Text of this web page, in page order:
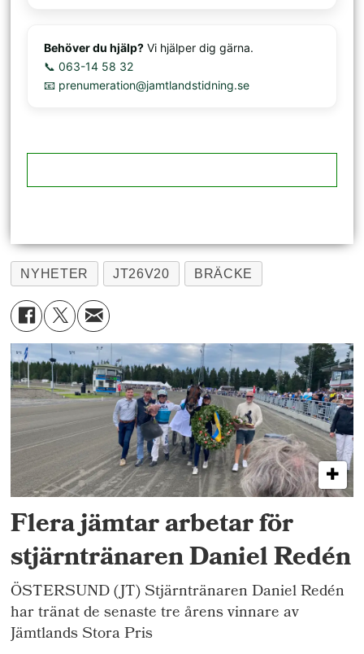
Behöver du hjälp? Vi hjälper dig gärna.
📞 063-14 58 32
📧 prenumeration@jamtlandstidning.se
NYHETER JT26V20 BRÄCKE
Flera jämtar arbetar för
stjärntränaren Daniel Redén
ÖSTERSUND (JT) Stjärntränaren Daniel Redén
har tränat de senaste tre årens vinnare av
Jämtlands Stora Pris